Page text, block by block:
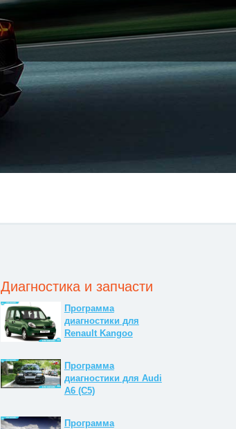
Диагностика и запчасти
Программа
диагностики для
Renault Kangoo
Программа
диагностики для Audi
A6 (C5)
Программа